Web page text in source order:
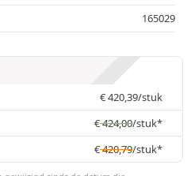
165029
€420,39/stuk
€424,00/stuk*
€420,79/stuk*